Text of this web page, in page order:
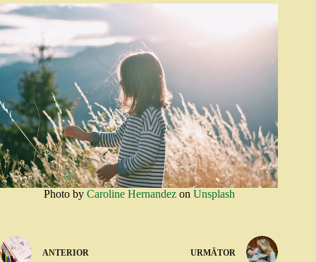
Photo by Caroline Hernandezon Unsplash
ANTERIOR URMĂTOR